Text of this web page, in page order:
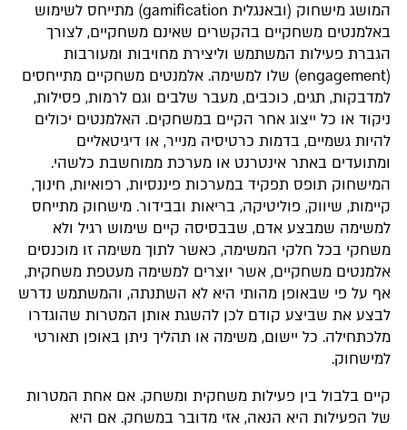
המושג מישחוק (ובאנגלית gamification) מתייחס לשימוש
באלמנטים משחקיים בהקשרים שאינם משחקיים, לצורך
הגברת פעילות המשתמש וליצירת מחויבות ומעורבות
(engagement) שלו למשימה. אלמנטים משחקיים מתייחסים
למדבקות, תגים, כוכבים, מעבר שלבים וגם לרמות, פסילות,
ניקוד או כל ייצוג אחר הקיים במשחקים. האלמנטים יכולים
להיות גשמיים, בדמות כרטיסיה מנייר, או דיגיטאליים
ומתועדים באתר אינטרנט או מערכת ממוחשבת כלשהי.
המישחוק תופס תפקיד במערכות פיננסיות, רפואיות, חינוך,
קיימות, שיווק, פוליטיקה, בריאות ובבידור. מישחוק מתייחס
למשימה שמבצע אדם, שבבסיסה קיים שימוש רגיל ולא
משחקי בכל חלקי המשימה, כאשר לתוך משימה זו מוכנסים
אלמנטים משחקיים, אשר יוצרים למשימה מעטפת משחקית,
אף על פי שבאופן מהותי היא לא השתנתה, והמשתמש נדרש
לבצע את שביצע קודם לכן להשגת אותן המטרות שהוגדרו
מלכתחילה. כל יישום, משימה או תהליך ניתן באופן תאורטי
למישחוק.
קיים בלבול בין פעילות משחקית ומשחק. אם אחת המטרות
של הפעילות היא הנאה, אזי מדובר במשחק. אם היא